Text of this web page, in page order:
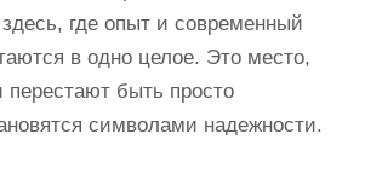
здесь, где опыт и современный
в одно целое. Это место,
перестают быть просто
символами надежности.